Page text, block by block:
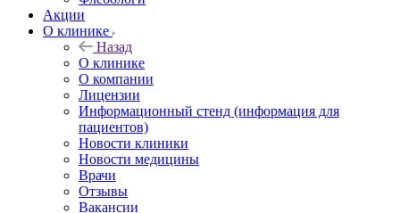
Акции
О клинике
Назад
О клинике
О компании
Лицензии
Информационный стенд (информация для
пациентов)
Новости клиники
Новости медицины
Врачи
Отзывы
Вакансии